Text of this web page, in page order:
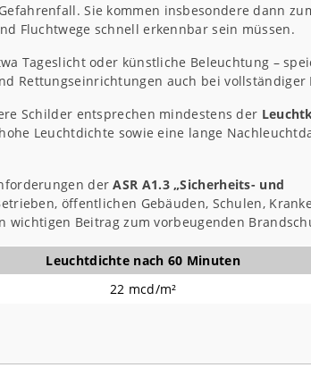
Sie kommen insbesondere dann
Fluchtwege schnell erkennbar sein müssen.
Tageslicht oder künstliche Beleuchtung –
Rettungseinrichtungen auch bei
Schilder entsprechen mindestens der
Leuchtdichte sowie eine lange
derASR A1.3 „Sicherheits- und
öffentlichen Gebäuden, Schulen,
Beitrag zum vorbeugenden
Leuchtdichte nach 60 Minuten
22 mcd/m²